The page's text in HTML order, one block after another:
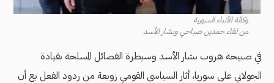
وكالة الأنباء السورية
من لقاء حمدين صباحي وبشار الأسد
في صبيحة هروب بشار الأسد وسيطرة الفصائل المسلحة بقيادة
الجولاني على سوريا، أثار السياسي القومي زوبعة من ردود الفعل بع أن